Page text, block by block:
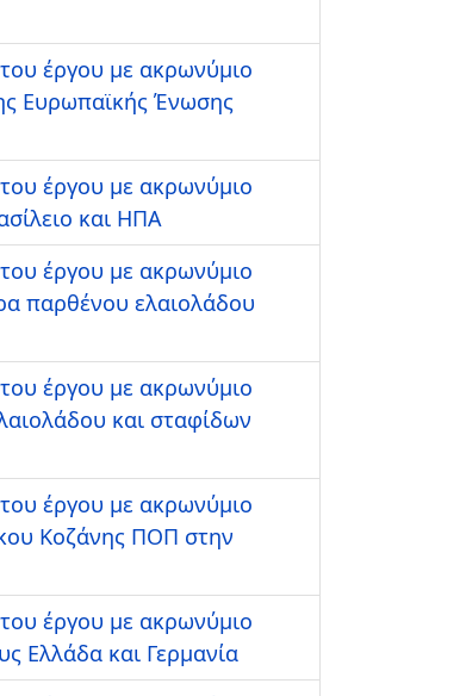
έργου με ακρωνύμιο
Ευρωπαϊκής Ένωσης
έργου με ακρωνύμιο
και ΗΠΑ
έργου με ακρωνύμιο
παρθένου ελαιολάδου
έργου με ακρωνύμιο
και σταφίδων
έργου με ακρωνύμιο
Κοζάνης ΠΟΠ στην
έργου με ακρωνύμιο
Ελλάδα και Γερμανία